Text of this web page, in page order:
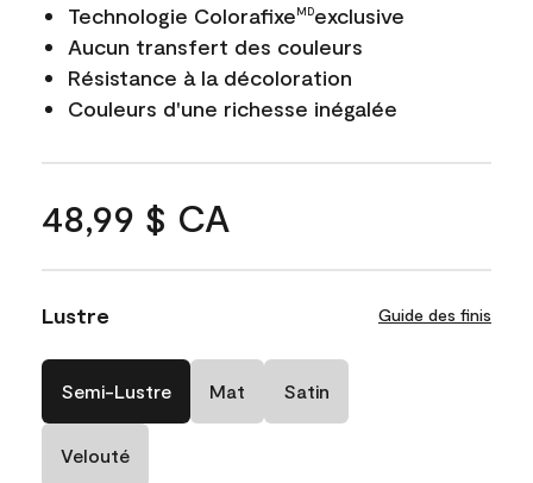
Technologie ColorafixeMDexclusive
Aucun transfert des couleurs
Résistance à la décoloration
Couleurs d'une richesse inégalée
48,99 $ CA
Lustre Guide des finis
Semi-Lustre Mat Satin
Velouté